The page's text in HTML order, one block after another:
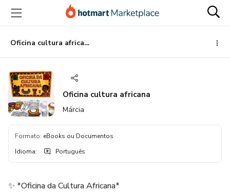
para
conteúdo
principal
para
pagamento
para
rodapé
Oficina cultura africana
Oficina cultura africana
Márcia
Formato: eBooks ou Documentos
Idioma: Português
✨ *Oficina da Cultura Africana*